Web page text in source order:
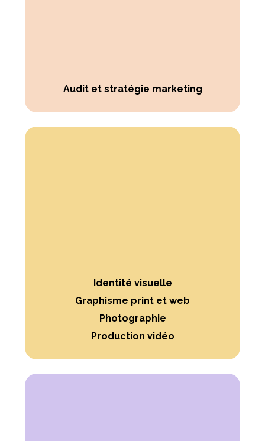
Audit et stratégie marketing
Identité visuelle
Graphisme print et web
Photographie
Production vidéo